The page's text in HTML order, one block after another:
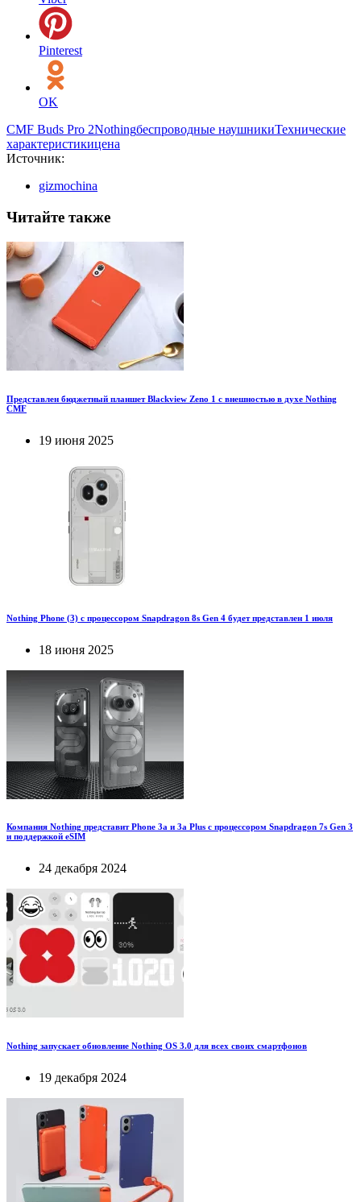
Pinterest
OK
CMF Buds Pro 2Nothingбеспроводные наушникиТехнические
характеристикицена
Источник:
gizmochina
Читайте также
Представлен бюджетный планшет Blackview Zeno 1 с внешностью в духе Nothing
CMF
19 июня 2025
Nothing Phone (3) с процессором Snapdragon 8s Gen 4 будет представлен 1 июля
18 июня 2025
Компания Nothing представит Phone 3a и 3a Plus с процессором Snapdragon 7s Gen 3
и поддержкой eSIM
24 декабря 2024
Nothing запускает обновление Nothing OS 3.0 для всех своих смартфонов
19 декабря 2024